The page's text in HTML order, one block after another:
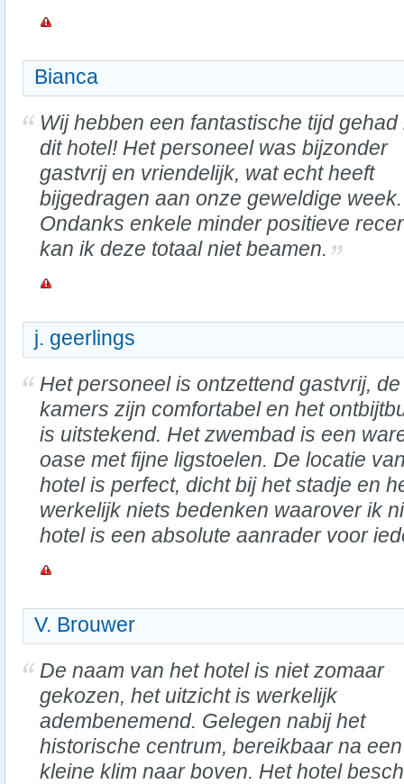
Bianca
Wij hebben een fantastische tijd gehad
dit hotel! Het personeel was bijzonder
gastvrij en vriendelijk, wat echt heeft
bijgedragen aan onze geweldige week.
Ondanks enkele minder positieve
kan ik deze totaal niet beamen.
j. geerlings
Het personeel is ontzettend gastvrij, de
kamers zijn comfortabel en het
is uitstekend. Het zwembad is een
oase met fijne ligstoelen. De locatie
hotel is perfect, dicht bij het stadje en
werkelijk niets bedenken waarover ik
hotel is een absolute aanrader voor
V. Brouwer
De naam van het hotel is niet zomaar
gekozen, het uitzicht is werkelijk
adembenemend. Gelegen nabij het
historische centrum, bereikbaar na een
kleine klim naar boven. Het hotel